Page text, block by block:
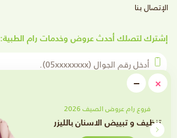
×
close−
Minimize
فروع رام عروض الصيف 2026
تقويم الأسنان
الإتصال بنا
إشترك لتصلك أحدث عروض وخدمات رام الطبية:
أدخل رقم الجوال